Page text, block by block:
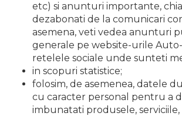
etc) si anunturi importante,
dezabonati de la comunicari
asemena, veti vedea anunturi
generale pe website-urile
retelele sociale unde sunteti
in scopuri statistice;
folosim, de asemenea, datele
cu caracter personal pentru a
imbunatati produsele, serviciile,